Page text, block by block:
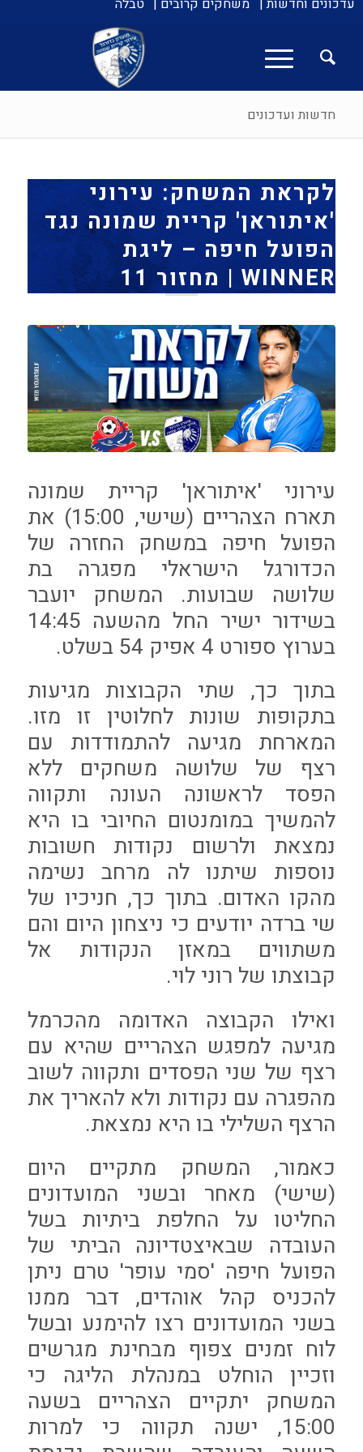
עדכונים וחדשות | משחקים קרובים | טבלה
חדשות ועדכונים
לקראת המשחק: עירוני
'איתוראן' קריית שמונה נגד
הפועל חיפה – ליגת
WINNER | מחזור 11
עירוני 'איתוראן' קריית שמונה
תארח הצהריים (שישי, 15:00) את
הפועל חיפה במשחק החזרה של
הכדורגל הישראלי מפגרה בת
שלושה שבועות. המשחק יועבר
בשידור ישיר החל מהשעה 14:45
בערוץ ספורט 4 אפיק 54 בשלט.
בתוך כך, שתי הקבוצות מגיעות
בתקופות שונות לחלוטין זו מזו.
המארחת מגיעה להתמודדות עם
רצף של שלושה משחקים ללא
הפסד לראשונה העונה ותקווה
להמשיך במומנטום החיובי בו היא
נמצאת ולרשום נקודות חשובות
נוספות שיתנו לה מרחב נשימה
מהקו האדום. בתוך כך, חניכיו של
שי ברדה יודעים כי ניצחון היום והם
משתווים במאזן הנקודות אל
קבוצתו של רוני לוי.
ואילו הקבוצה האדומה מהכרמל
מגיעה למפגש הצהריים שהיא עם
רצף של שני הפסדים ותקווה לשוב
מהפגרה עם נקודות ולא להאריך את
הרצף השלילי בו היא נמצאת.
כאמור, המשחק מתקיים היום
(שישי) מאחר ובשני המועדונים
החליטו על החלפת ביתיות בשל
העובדה שבאיצטדיונה הביתי של
הפועל חיפה 'סמי עופר' טרם ניתן
להכניס קהל אוהדים, דבר ממנו
בשני המועדונים רצו להימנע ובשל
לוח זמנים צפוף מבחינת מגרשים
וזכיין הוחלט במנהלת הליגה כי
המשחק יתקיים הצהריים בשעה
15:00, ישנה תקווה כי למרות